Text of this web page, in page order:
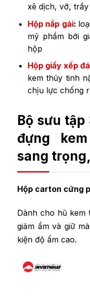
xê dịch, vỡ,
Hộp nắp gài:
mỹ phẩm bởi
hộp
Hộp giấy xếp
kem thủy tinh
chịu lực chống
Bộ sưu
đựng
sang
Hộp carton cứng
Dành cho hũ kem
giảm ẩm và giữ
kiện độ ẩm cao.